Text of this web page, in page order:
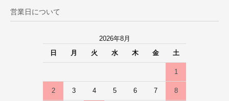
営業日について
2026年8月
日
月 火 水 木 金 土
1
2 3 4 5 6 7 8